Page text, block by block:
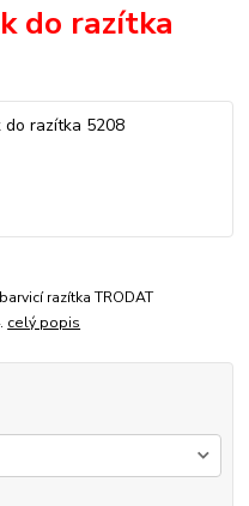
do razítka
razítka TRODAT
celý popis